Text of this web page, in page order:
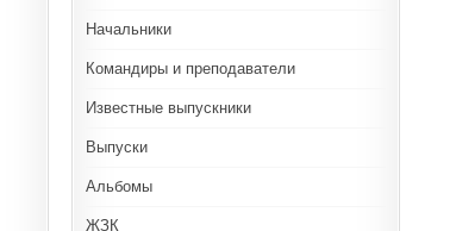
Начальники
Командиры и преподаватели
Известные выпускники
Выпуски
Альбомы
ЖЗК